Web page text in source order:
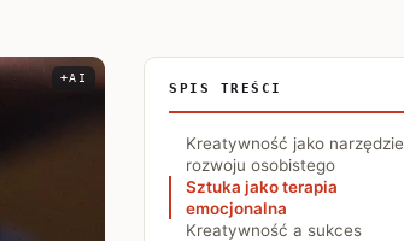
AI
Informacja o pochodzeniu zdjęcia
SPIS TREŚCI
Kreatywność jako narzędzie
rozwoju osobistego
Sztuka jako terapia
emocjonalna
Kreatywność a sukces